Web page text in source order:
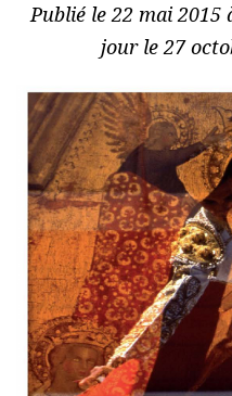
Publié le 22 mai 2015
jour le 27